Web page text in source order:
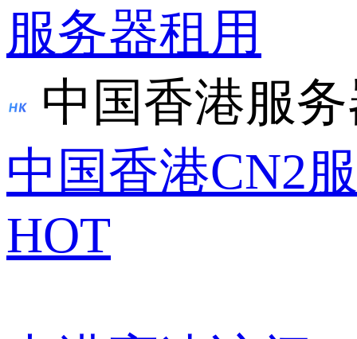
服务器租用
中国香港服
中国香港CN2
HOT